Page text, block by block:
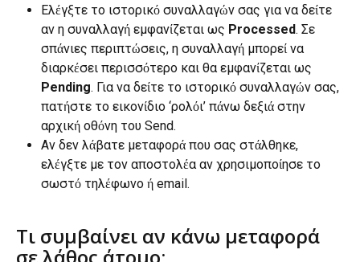
Ελέγξτε το ιστορικό συναλλαγών σας για να δείτε
αν η συναλλαγή εμφανίζεται ως Processed. Σε
σπάνιες περιπτώσεις, η συναλλαγή μπορεί να
διαρκέσει περισσότερο και θα εμφανίζεται ως
Pending. Για να δείτε το ιστορικό συναλλαγών σας,
πατήστε το εικονίδιο ‘ρολόι’ πάνω δεξιά στην
αρχική οθόνη του Send.
Αν δεν λάβατε μεταφορά που σας στάλθηκε,
ελέγξτε με τον αποστολέα αν χρησιμοποίησε το
σωστό τηλέφωνο ή email.
Τι συμβαίνει αν κάνω μεταφορά